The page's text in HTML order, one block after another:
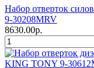
Набор отверток
9-30208MRV
8630.00р.